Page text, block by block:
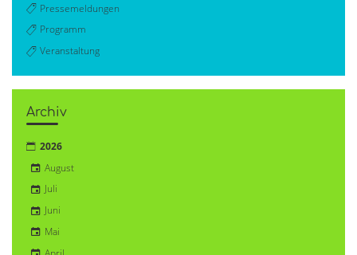
Pressemeldungen
Programm
Veranstaltung
Archiv
2026
August
Juli
Juni
Mai